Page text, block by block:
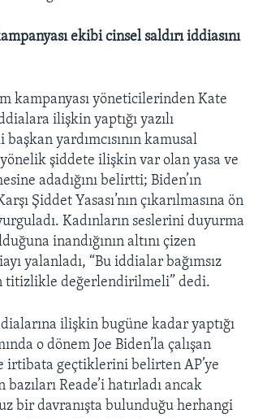
ekibi cinsel saldırı iddiasını
kampanyası yöneticilerinden Kate
ilişkin yaptığı yazılı
başkan yardımcısının kamusal
yönelik şiddete ilişkin var olan yasa ve
adadığını belirtti; Biden’ın
Şiddet Yasası’nın çıkarılmasına ön
Kadınların seslerini duyurma
inandığının altını çizen
yalanladı, “Bu iddialar bağımsız
titizlikle değerlendirilmeli” dedi.
ilişkin bugüne kadar yaptığı
o dönem Joe Biden’la çalışan
irtibata geçtiklerini belirten AP’ye
Reade’i hatırladı ancak
bir davranışta bulunduğu herhangi